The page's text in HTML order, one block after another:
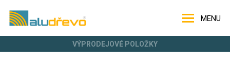
MENU
VÝPRODEJOVÉ POLOŽKY